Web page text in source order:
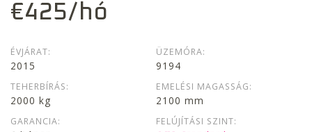
€425/hó
ÉVJÁRAT:
2015
ÜZEMÓRA:
9194
TEHERBÍRÁS:
2000 kg
EMELÉSI MAGASSÁG:
2100 mm
GARANCIA: FELÚJÍTÁSI SZINT: